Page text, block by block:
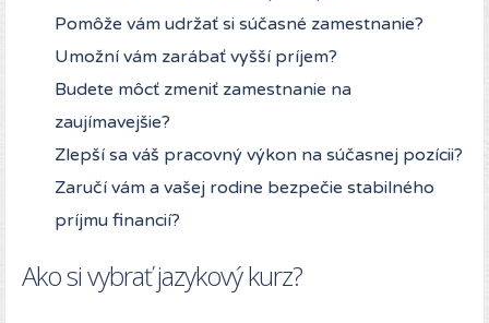
Pomôže vám udržať si súčasné zamestnanie?
Umožní vám zarábať vyšší príjem?
Budete môcť zmeniť zamestnanie na
zaujímavejšie?
Zlepší sa váš pracovný výkon na súčasnej pozícii?
Zaručí vám a vašej rodine bezpečie stabilného
príjmu financií?
Ako si vybrať jazykový kurz?